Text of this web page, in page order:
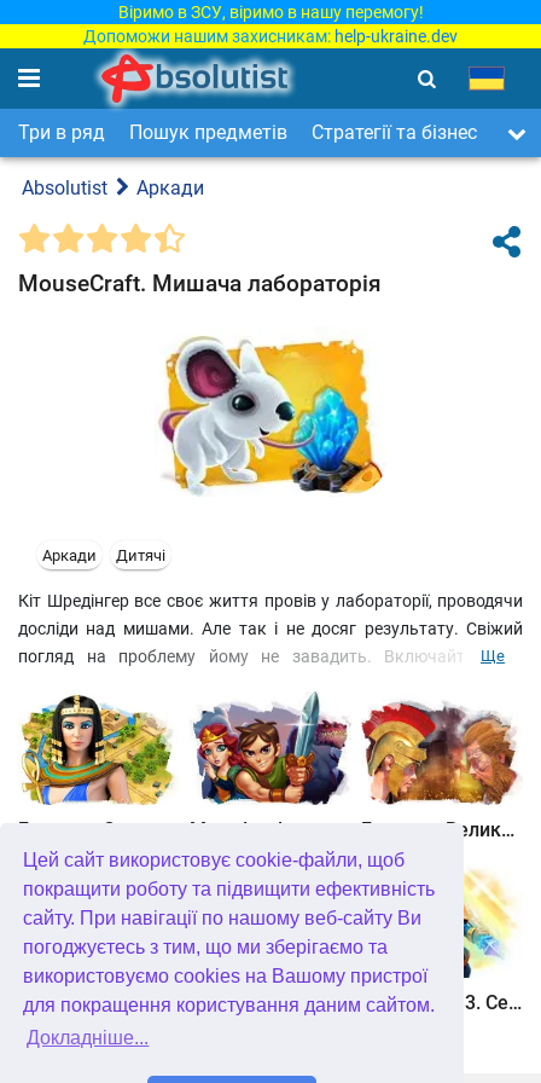
Цей сайт використовує cookie-файли, щоб
покращити роботу та підвищити ефективність
сайту. При навігації по нашому веб-сайту Ви
погоджуєтесь з тим, що ми зберігаємо та
використовуємо cookies на Вашому пристрої
для покращення користування даним сайтом.
Докладніше...
Віримо в ЗСУ, віримо в нашу перемогу!
Допоможи нашим захисникам: help-ukraine.dev
Три в ряд Пошук предметів Стратегії та бізнес
Absolutist Аркади
MouseCraft. Мишача лабораторія
Аркади Дитячі
Кіт Шредінгер все своє життя провів у лабораторії, проводячи
досліди над мишами. Але так і не досяг результату. Свіжий
погляд на проблему йому не завадить. Включайтесь до
сиру, зберігши їм життя та зібравши на шляху кілька об'єктів. А
шлях звивистий і небезпечний: якщо не падіння з висоти, то
піддослідний може стати жертвою пацюка. Використовуйте
запропоновані ігрові можливості з розумом.
Ще
Maze Lord Битва за Великобританію. Повстання Каратака
Полювання онлайн Пташиний переполох 3 Солдатики 3. Середньовіччя